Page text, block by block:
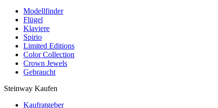
Modellfinder
Flügel
Klaviere
Spirio
Limited Editions
Color Collection
Crown Jewels
Gebraucht
Steinway Kaufen
Kaufratgeber